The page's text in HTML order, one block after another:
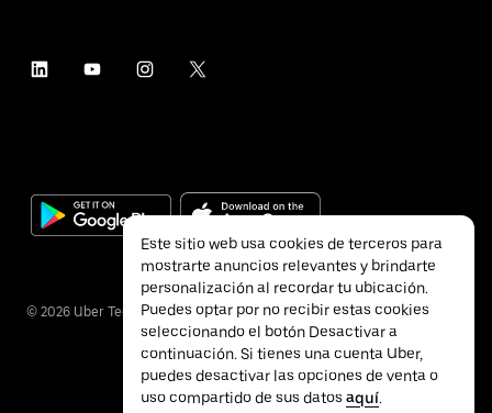
© 2026 Uber Technologies Inc.
Este sitio web usa cookies de terceros para
mostrarte anuncios relevantes y brindarte
personalización al recordar tu ubicación.
Puedes optar por no recibir estas cookies
seleccionando el botón Desactivar a
continuación. Si tienes una cuenta Uber,
puedes desactivar las opciones de venta o
uso compartido de sus datos aquí.